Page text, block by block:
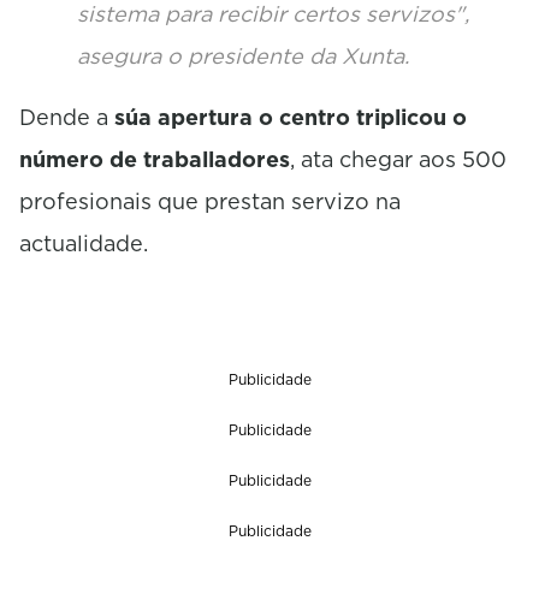
sistema para recibir certos servizos",
asegura o presidente da Xunta.
Dende a súa apertura o centro triplicou o
número de traballadores, ata chegar aos 500
profesionais que prestan servizo na
actualidade.
Publicidade
Publicidade
Publicidade
Publicidade